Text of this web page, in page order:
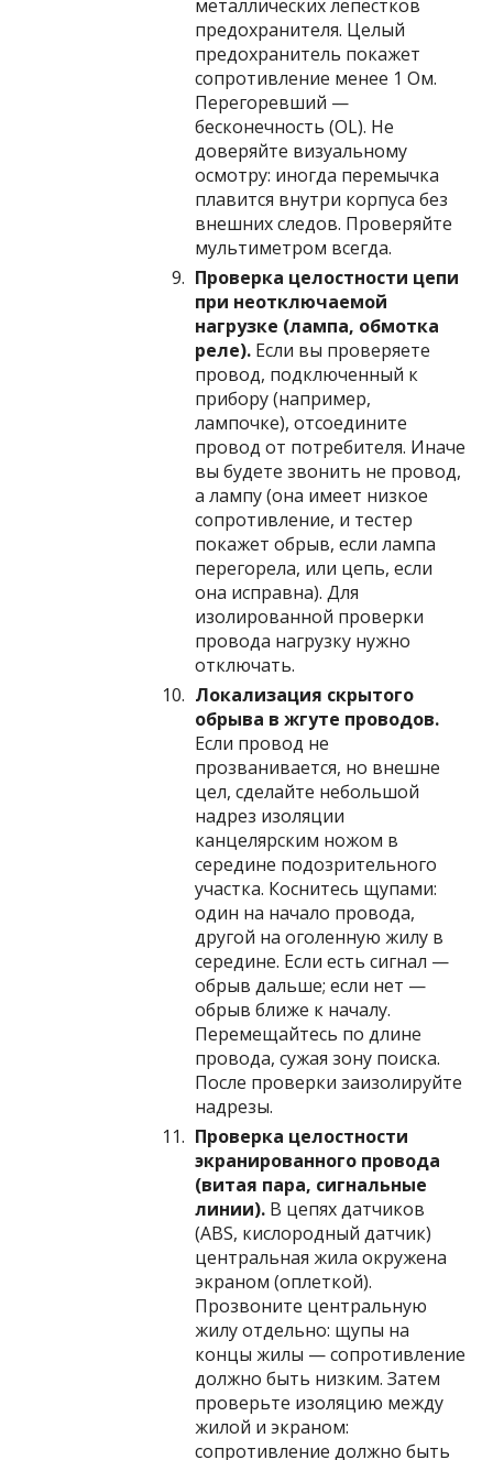
металлических лепестков
предохранителя. Целый
предохранитель покажет
сопротивление менее 1 Ом.
Перегоревший —
бесконечность (OL). Не
доверяйте визуальному
осмотру: иногда перемычка
плавится внутри корпуса без
внешних следов. Проверяйте
мультиметром всегда.
Проверка целостности цепи
при неотключаемой
нагрузке (лампа, обмотка
реле). Если вы проверяете
провод, подключенный к
прибору (например,
лампочке), отсоедините
провод от потребителя. Иначе
вы будете звонить не провод,
а лампу (она имеет низкое
сопротивление, и тестер
покажет обрыв, если лампа
перегорела, или цепь, если
она исправна). Для
изолированной проверки
провода нагрузку нужно
отключать.
Локализация скрытого
обрыва в жгуте проводов.
Если провод не
прозванивается, но внешне
цел, сделайте небольшой
надрез изоляции
канцелярским ножом в
середине подозрительного
участка. Коснитесь щупами:
один на начало провода,
другой на оголенную жилу в
середине. Если есть сигнал —
обрыв дальше; если нет —
обрыв ближе к началу.
Перемещайтесь по длине
провода, сужая зону поиска.
После проверки заизолируйте
надрезы.
Проверка целостности
экранированного провода
(витая пара, сигнальные
линии). В цепях датчиков
(ABS, кислородный датчик)
центральная жила окружена
экраном (оплеткой).
Прозвоните центральную
жилу отдельно: щупы на
концы жилы — сопротивление
должно быть низким. Затем
проверьте изоляцию между
жилой и экраном:
сопротивление должно быть